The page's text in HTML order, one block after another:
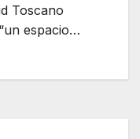
Toscano
espacio…